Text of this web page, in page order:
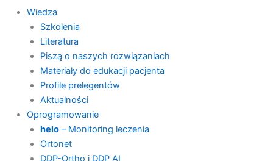
Wiedza
Szkolenia
Literatura
Piszą o naszych rozwiązaniach
Materiały do edukacji pacjenta
Profile prelegentów
Aktualności
Oprogramowanie
helo– Monitoring leczenia
Ortonet
DDP-Ortho i DDP AI